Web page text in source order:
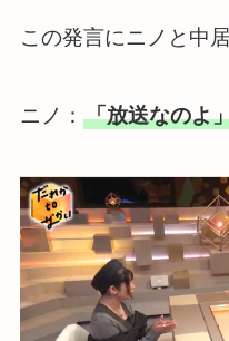
この発言にニノと中
ニノ： 「放送なのよ